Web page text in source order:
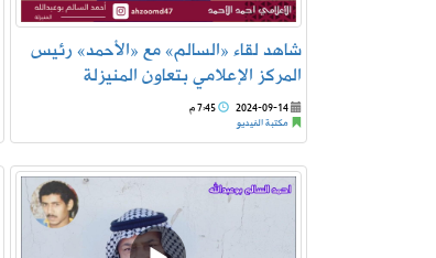
شاهد لقاء «السالم» مع «الأحمد» رئيس
المركز الإعلامي بتعاون المنيزلة
2024-09-14
7:45 م
مكتبة الفيديو